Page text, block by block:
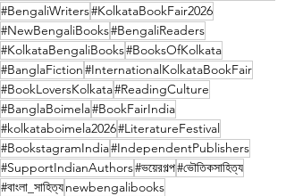
#BengaliWriters#KolkataBookFair2026
#NewBengaliBooks#BengaliReaders
#KolkataBengaliBooks#BooksOfKolkata
#BanglaFiction#InternationalKolkataBookFair
#BookLoversKolkata#ReadingCulture
#BanglaBoimela#BookFairIndia
#kolkataboimela2026#LiteratureFestival
#BookstagramIndia#IndependentPublishers
#SupportIndianAuthors#ভয়েরগল্প#ভৌতিকসাহিত্য
#বাংলা_সাহিত্যnewbengalibooks